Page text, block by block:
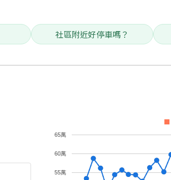
社區附近好停車嗎？
55萬
60萬
65萬